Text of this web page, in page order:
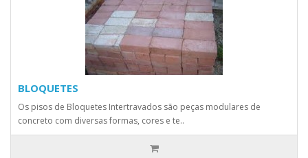
BLOQUETES
Os pisos de Bloquetes Intertravados são peças modulares de
concreto com diversas formas, cores e te..